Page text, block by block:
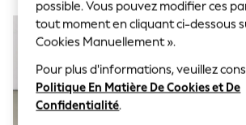
Boys Holiday Shop
All Swimwear
Ponchos & Toweling sets
Polo Shirts
Rash Vests
Sandals & Sliders
possible. Vous pouvez modifier ces
tout moment en cliquant ci-dessous
Cookies Manuellement ».
Pour plus d'informations, veuillez
Politique En Matière De Cookies et De
Confidentialité.